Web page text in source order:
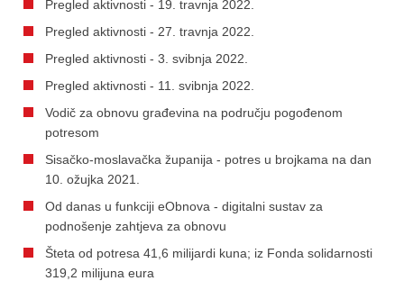
Pregled aktivnosti - 19. travnja 2022.
Pregled aktivnosti - 27. travnja 2022.
Pregled aktivnosti - 3. svibnja 2022.
Pregled aktivnosti - 11. svibnja 2022.
Vodič za obnovu građevina na području pogođenom
potresom
Sisačko-moslavačka županija - potres u brojkama na dan
10. ožujka 2021.
Od danas u funkciji eObnova - digitalni sustav za
podnošenje zahtjeva za obnovu
Šteta od potresa 41,6 milijardi kuna; iz Fonda solidarnosti
319,2 milijuna eura